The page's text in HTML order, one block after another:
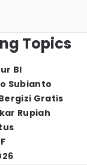
Topics
BI
Subianto
Gratis
Rupiah